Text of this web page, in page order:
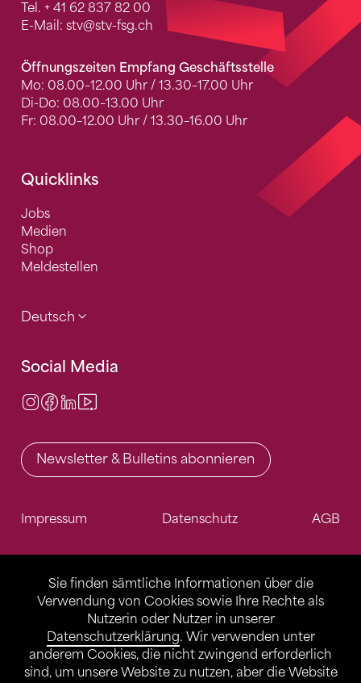
Sie finden sämtliche Informationen über die
Verwendung von Cookies sowie Ihre Rechte als
Nutzerin oder Nutzer in unserer
Datenschutzerklärung. Wir verwenden unter
anderem Cookies, die nicht zwingend erforderlich
sind, um unsere Website zu nutzen, aber die Website
Tel. + 41 62 837 82 00
E-Mail: stv@stv-fsg.ch
Öffnungszeiten Empfang Geschäftsstelle
Mo: 08.00–12.00 Uhr / 13.30–17.00 Uhr
Di-Do: 08.00–13.00 Uhr
Fr: 08.00–12.00 Uhr / 13.30–16.00 Uhr
Quicklinks
Jobs
Medien
Shop
Meldestellen
Deutsch
Social Media
Instagram
Facebook
LinkedIn
Newsletter & Bulletins abonnieren
Impressum Datenschutz AGB